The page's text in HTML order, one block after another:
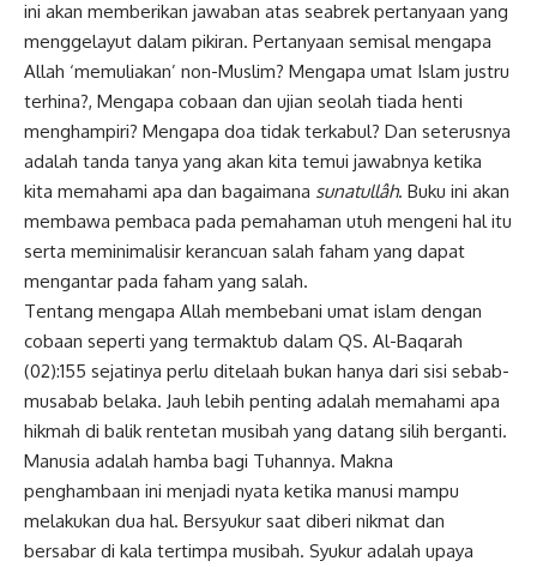
ini akan memberikan jawaban atas seabrek pertanyaan yang
menggelayut dalam pikiran. Pertanyaan semisal mengapa
Allah ‘memuliakan’ non-Muslim? Mengapa umat Islam justru
terhina?, Mengapa cobaan dan ujian seolah tiada henti
menghampiri? Mengapa doa tidak terkabul? Dan seterusnya
adalah tanda tanya yang akan kita temui jawabnya ketika
kita memahami apa dan bagaimana sunatullâh. Buku ini akan
membawa pembaca pada pemahaman utuh mengeni hal itu
serta meminimalisir kerancuan salah faham yang dapat
mengantar pada faham yang salah.
Tentang mengapa Allah membebani umat islam dengan
cobaan seperti yang termaktub dalam QS. Al-Baqarah
(02):155 sejatinya perlu ditelaah bukan hanya dari sisi sebab-
musabab belaka. Jauh lebih penting adalah memahami apa
hikmah di balik rentetan musibah yang datang silih berganti.
Manusia adalah hamba bagi Tuhannya. Makna
penghambaan ini menjadi nyata ketika manusi mampu
melakukan dua hal. Bersyukur saat diberi nikmat dan
bersabar di kala tertimpa musibah. Syukur adalah upaya